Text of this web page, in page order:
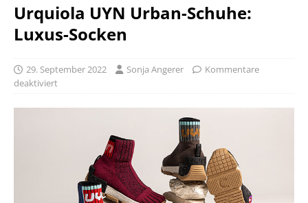
Urquiola UYN Urban-Schuhe:
Luxus-Socken
29. September 2022 Sonja Angerer
Kommentare
deaktiviert